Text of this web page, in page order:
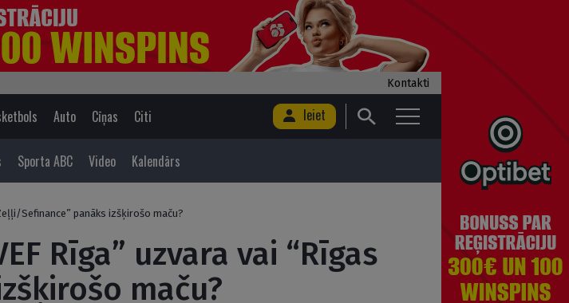
Kontakti
Auto Cīņas Citi Ieiet
Sporta ABC Video Kalendārs
Sefinance” panāks izšķirošo maču?
Rīga” uzvara vai “Rīgas
maču?